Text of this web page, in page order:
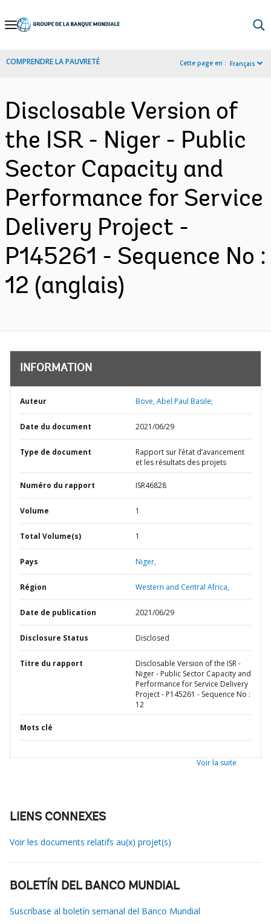
Skip
Navigation
COMPRENDRE LA PAUVRETÉ Cette page en : Français
Disclosable Version of
the ISR - Niger - Public
Sector Capacity and
Performance for Service
Delivery Project -
P145261 - Sequence No :
12 (anglais)
INFORMATION
Auteur Bove, Abel Paul Basile;
Date du document 2021/06/29
Type de document
Rapport sur l’état d’avancement
et les résultats des projets
Numéro du rapport ISR46828
Volume 1
Total Volume(s) 1
Pays Niger,
Région Western and Central Africa,
Date de publication 2021/06/29
Disclosure Status Disclosed
Titre du rapport
Disclosable Version of the ISR -
Niger - Public Sector Capacity and
Performance for Service Delivery
Project - P145261 - Sequence No :
12
Mots clé
Voir la suite
LIENS CONNEXES
Voir les documents relatifs au(x) projet(s)
BOLETÍN DEL BANCO MUNDIAL
Suscríbase al boletín semanal del Banco Mundial